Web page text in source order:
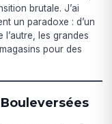
brutale. J’ai
un paradoxe : d’un
l’autre, les grandes
pour des
Bouleversées